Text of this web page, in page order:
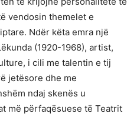
vendosin themelet e
Ndër këta emra një
(1920-1968), artist,
i cili me talentin e tij
jetësore dhe me
ndaj skenës u
më përfaqësuese të Teatrit